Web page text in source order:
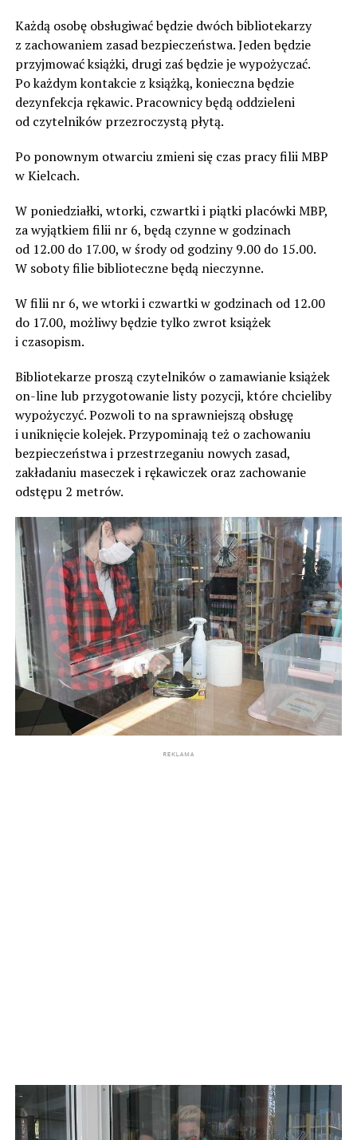
Każdą osobę obsługiwać będzie dwóch bibliotekarzy
z zachowaniem zasad bezpieczeństwa. Jeden będzie
przyjmować książki, drugi zaś będzie je wypożyczać.
Po każdym kontakcie z książką, konieczna będzie
dezynfekcja rękawic. Pracownicy będą oddzieleni
od czytelników przezroczystą płytą.
Po ponownym otwarciu zmieni się czas pracy filii MBP
w Kielcach.
W poniedziałki, wtorki, czwartki i piątki placówki MBP,
za wyjątkiem filii nr 6, będą czynne w godzinach
od 12.00 do 17.00, w środy od godziny 9.00 do 15.00.
W soboty filie biblioteczne będą nieczynne.
W filii nr 6, we wtorki i czwartki w godzinach od 12.00
do 17.00, możliwy będzie tylko zwrot książek
i czasopism.
Bibliotekarze proszą czytelników o zamawianie książek
on-line lub przygotowanie listy pozycji, które chcieliby
wypożyczyć. Pozwoli to na sprawniejszą obsługę
i uniknięcie kolejek. Przypominają też o zachowaniu
bezpieczeństwa i przestrzeganiu nowych zasad,
zakładaniu maseczek i rękawiczek oraz zachowanie
odstępu 2 metrów.